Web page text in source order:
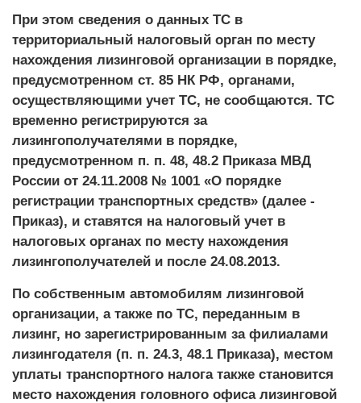
При этом сведения о данных ТС в
территориальный налоговый орган по месту
нахождения лизинговой организации в порядке,
предусмотренном ст. 85 НК РФ, органами,
осуществляющими учет ТС, не сообщаются. ТС
временно регистрируются за
лизингополучателями в порядке,
предусмотренном п. п. 48, 48.2 Приказа МВД
России от 24.11.2008 № 1001 «О порядке
регистрации транспортных средств» (далее -
Приказ), и ставятся на налоговый учет в
налоговых органах по месту нахождения
лизингополучателей и после 24.08.2013.
По собственным автомобилям лизинговой
организации, а также по ТС, переданным в
лизинг, но зарегистрированным за филиалами
лизингодателя (п. п. 24.3, 48.1 Приказа), местом
уплаты транспортного налога также становится
место нахождения головного офиса лизинговой